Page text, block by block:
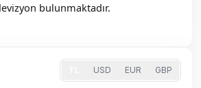
bulunmaktadır.
USD EUR GBP